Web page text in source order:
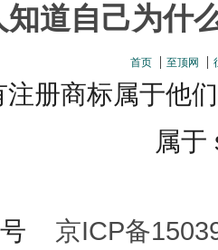
知道自己为什
首页 至顶网
册商标属于他
属于
号 京ICP备